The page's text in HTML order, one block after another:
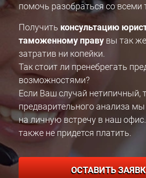
помочь разобраться со всеми
Получить консультацию
таможенному праву вы так
затратив ни копейки.
Так стоит ли пренебрегать
возможностями?
Если Ваш случай нетипичный,
предварительного анализа
на личную встречу в наш
также не придется платить.
ОСТАВИТЬ